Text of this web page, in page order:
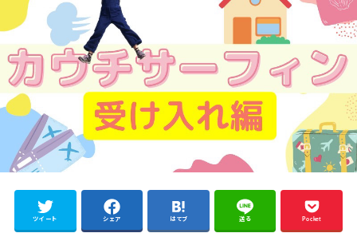
ツイート シェア はてブ 送る Pocket